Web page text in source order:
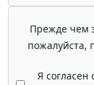
Прежде чем
пожалуйста,
Я